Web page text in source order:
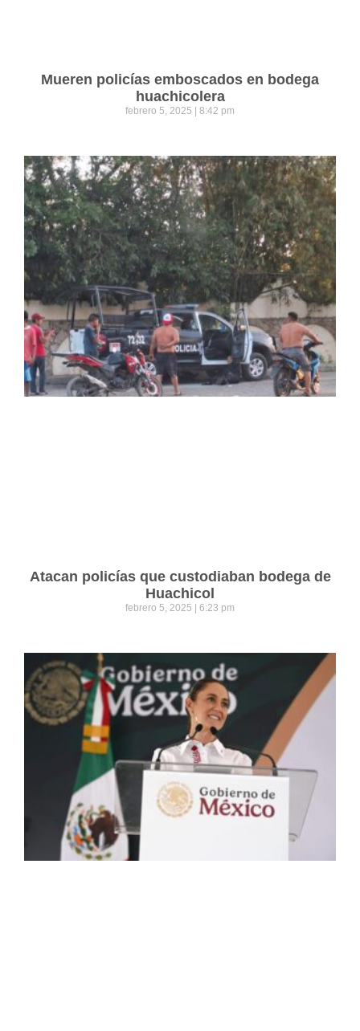
Mueren policías emboscados en bodega
huachicolera
febrero 5, 2025 8:42 pm
Atacan policías que custodiaban bodega de
Huachicol
febrero 5, 2025 6:23 pm